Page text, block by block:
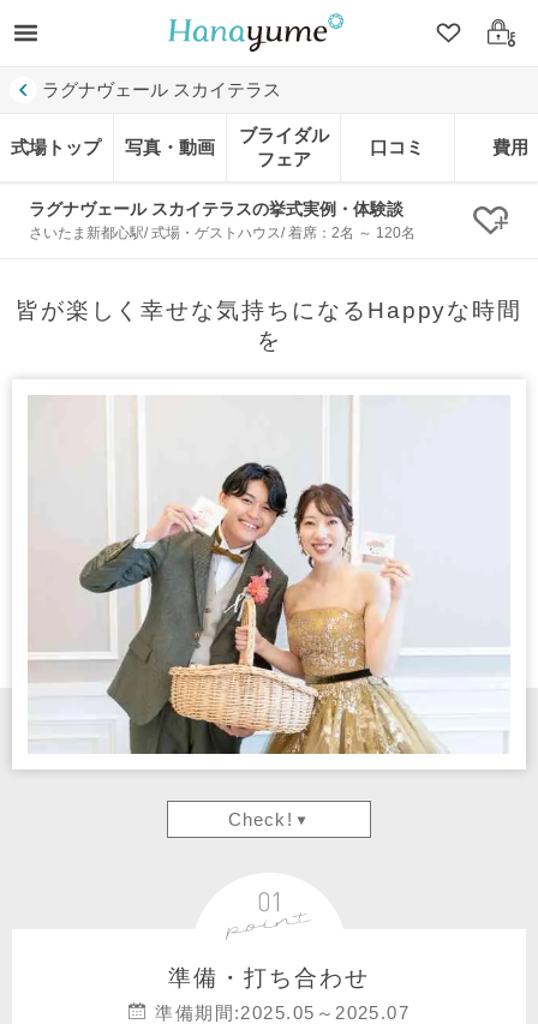
クリップ
ログ
ラグナヴェール スカイテラス
式場トップ 写真・動画
ブライダル
フェア
口コミ 費用
ラグナヴェール スカイテラスの挙式実例・体験談
さいたま新都心駅/ 式場・ゲストハウス/ 着席：2名 ～ 120名 ク
皆が楽しく幸せな気持ちになるHappyな時間
を
Check!
準備・打ち合わせ
準備期間:2025.05～2025.07